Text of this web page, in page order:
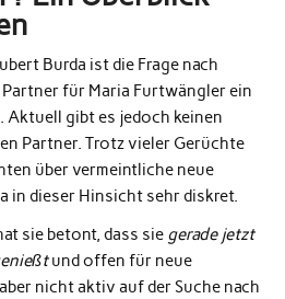
Burda ist die Frage nach
für Maria Furtwängler ein
Aktuell gibt es jedoch keinen
Partner. Trotz vieler Gerüchte
über vermeintliche neue
in dieser Hinsicht sehr diskret.
sie betont, dass sie gerade jetzt
und offen für neue
nicht aktiv auf der Suche nach